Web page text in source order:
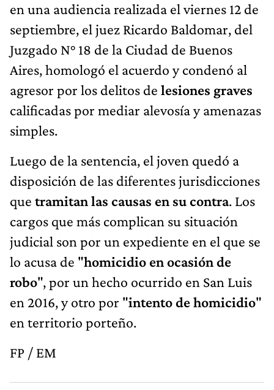
en una audiencia realizada el viernes 12 de
septiembre, el juez Ricardo Baldomar, del
Juzgado N° 18 de la Ciudad de Buenos
Aires, homologó el acuerdo y condenó al
agresor por los delitos de lesiones graves
calificadas por mediar alevosía y amenazas
simples.
Luego de la sentencia, el joven quedó a
disposición de las diferentes jurisdicciones
que tramitan las causas en su contra. Los
cargos que más complican su situación
judicial son por un expediente en el que se
lo acusa de "homicidio en ocasión de
robo", por un hecho ocurrido en San Luis
en 2016, y otro por "intento de homicidio"
en territorio porteño.
FP / EM